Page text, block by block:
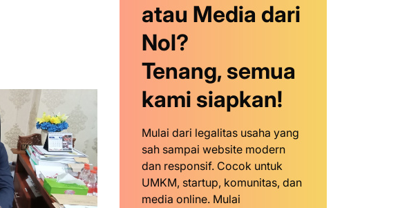
atau Media dari
Nol?
Tenang, semua
kami siapkan!
Mulai dari legalitas usaha yang
sah sampai website modern
dan responsif. Cocok untuk
UMKM, startup, komunitas, dan
media online. Mulai